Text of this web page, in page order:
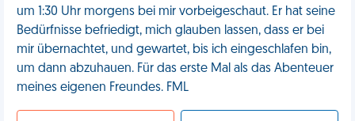
um 1:30 Uhr morgens bei mir vorbeigeschaut. Er hat seine
Bedürfnisse befriedigt, mich glauben lassen, dass er bei
mir übernachtet, und gewartet, bis ich eingeschlafen bin,
um dann abzuhauen. Für das erste Mal als das Abenteuer
meines eigenen Freundes. FML